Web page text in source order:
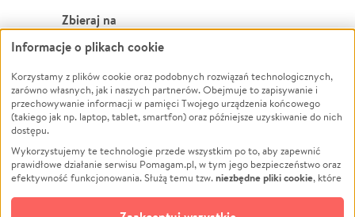
Zbieraj na
Leczenie
Zwierzęta
Pożar
Ukraina
Pomoc Finansowa
Projekty
Pogrzeb
Powódź
Wichura
NGO
Edukacja
Podróż
Impreza
Informacje o plikach cookie
Korzystamy z plików cookie oraz podobnych rozwiązań technologicznych,
zarówno własnych, jak i naszych partnerów. Obejmuje to zapisywanie i
przechowywanie informacji w pamięci Twojego urządzenia końcowego
(takiego jak np. laptop, tablet, smartfon) oraz późniejsze uzyskiwanie do nich
dostępu.
Wykorzystujemy te technologie przede wszystkim po to, aby zapewnić
prawidłowe działanie serwisu Pomagam.pl, w tym jego bezpieczeństwo oraz
efektywność funkcjonowania. Służą temu tzw.niezbędne pliki cookie, które
opcjonalnych plików cookie